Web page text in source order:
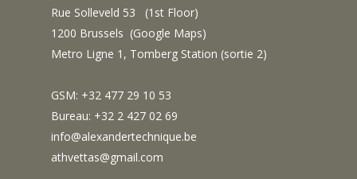
Rue Solleveld 53 (1st Floor)
1200 Brussels (Google Maps)
Metro Ligne 1, Tomberg Station (sortie 2)
GSM: +32 477 29 10 53
Bureau: +32 2 427 02 69
info@alexandertechnique.be
athvettas@gmail.com